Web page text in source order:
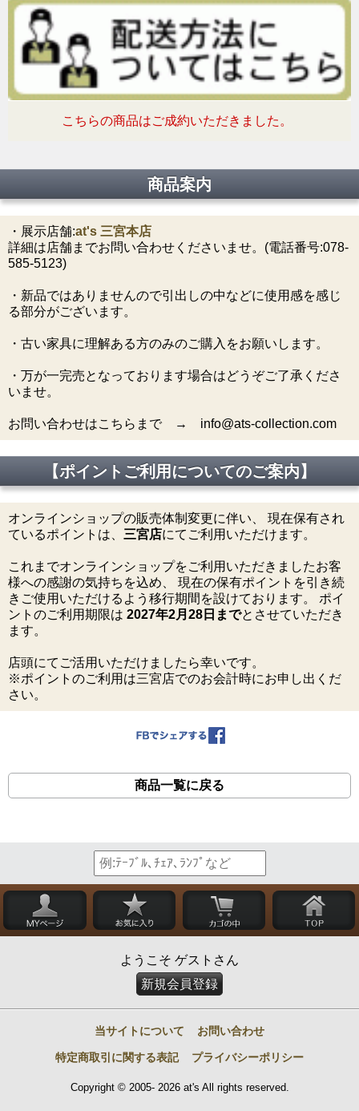
こちらの商品はご成約いただきました。
商品案内
・展示店舗:at's 三宮本店
詳細は店舗までお問い合わせくださいませ。(電話番号:078-
585-5123)
・新品ではありませんので引出しの中などに使用感を感じ
る部分がございます。
・古い家具に理解ある方のみのご購入をお願いします。
・万が一完売となっております場合はどうぞご了承くださ
いませ。
お問い合わせはこちらまで → info@ats-collection.com
【ポイントご利用についてのご案内】
オンラインショップの販売体制変更に伴い、 現在保有され
ているポイントは、 三宮店にてご利用いただけます。
これまでオンラインショップをご利用いただきましたお客
様への感謝の気持ちを込め、 現在の保有ポイントを引き続
きご使用いただけるよう移行期間を設けております。 ポイ
ントのご利用期限は 2027年2月28日までとさせていただき
ます。
店頭にてご活用いただけましたら幸いです。
※ポイントのご利用は三宮店でのお会計時にお申し出くだ
さい。
商品一覧に戻る
ようこそ ゲストさん
新規会員登録
当サイトについて お問い合わせ
特定商取引に関する表記 プライバシーポリシー
Copyright © 2005- 2026 at's All rights reserved.